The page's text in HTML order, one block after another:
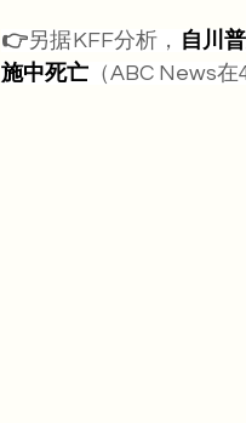
👉另据KFF分析， 自川
施中死亡 （ABC News